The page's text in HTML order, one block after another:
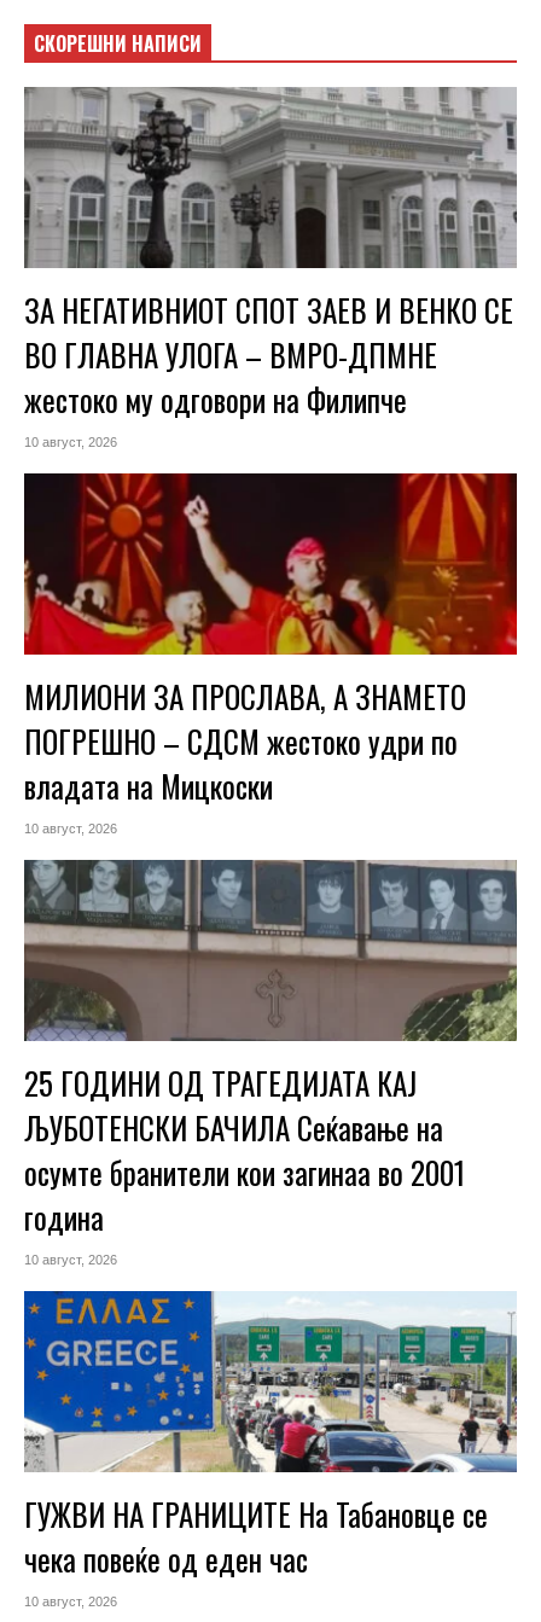
СКОРЕШНИ НАПИСИ
ЗА НЕГАТИВНИОТ СПОТ ЗАЕВ И ВЕНКО СЕ
ВО ГЛАВНА УЛОГА – ВМРО-ДПМНЕ
жестоко му одговори на Филипче
10 август, 2026
МИЛИОНИ ЗА ПРОСЛАВА, А ЗНАМЕТО
ПОГРЕШНО – СДСМ жестоко удри по
владата на Мицкоски
10 август, 2026
25 ГОДИНИ ОД ТРАГЕДИЈАТА КАЈ
ЉУБОТЕНСКИ БАЧИЛА Сеќавање на
осумте бранители кои загинаа во 2001
година
10 август, 2026
ГУЖВИ НА ГРАНИЦИТЕ На Табановце се
чека повеќе од еден час
10 август, 2026